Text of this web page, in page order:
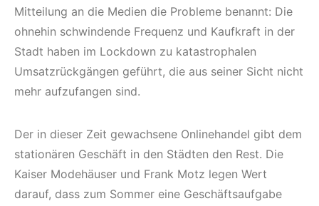
Mitteilung an die Medien die Probleme benannt: Die
ohnehin schwindende Frequenz und Kaufkraft in der
Stadt haben im Lockdown zu katastrophalen
Umsatzrückgängen geführt, die aus seiner Sicht nicht
mehr aufzufangen sind.
Der in dieser Zeit gewachsene Onlinehandel gibt dem
stationären Geschäft in den Städten den Rest. Die
Kaiser Modehäuser und Frank Motz legen Wert
darauf, dass zum Sommer eine Geschäftsaufgabe